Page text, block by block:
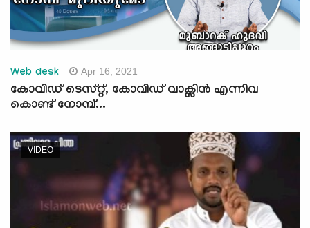
Web desk Apr 16, 2021
കോവിഡ് ടെസ്റ്റ്, കോവിഡ് വാക്സിന്‍ എന്നിവ
കൊണ്ട് നോമ്പ്...
VIDEO